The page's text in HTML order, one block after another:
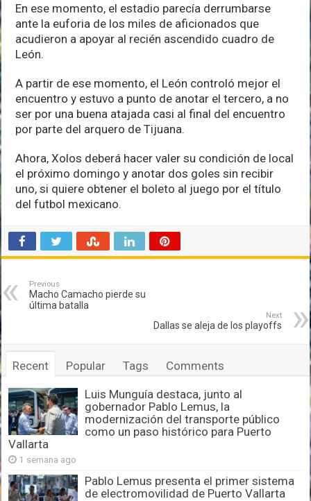
En ese momento, el estadio parecía derrumbarse
ante la euforia de los miles de aficionados que
acudieron a apoyar al recién ascendido cuadro de
León.
A partir de ese momento, el León controló mejor el
encuentro y estuvo a punto de anotar el tercero, a no
ser por una buena atajada casi al final del encuentro
por parte del arquero de Tijuana.
Ahora, Xolos deberá hacer valer su condición de local
el próximo domingo y anotar dos goles sin recibir
uno, si quiere obtener el boleto al juego por el título
del futbol mexicano.
Previous
Macho Camacho pierde su
última batalla
Next
Dallas se aleja de los playoffs
Recent Popular Tags Comments
Luis Munguía destaca, junto al
gobernador Pablo Lemus, la
modernización del transporte público
como un paso histórico para Puerto
Vallarta
1 semana ago
Pablo Lemus presenta el primer sistema
de electromovilidad de Puerto Vallarta